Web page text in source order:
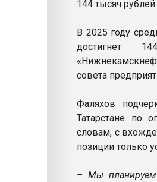
144 тысяч
В 2025 году
достигнет
совета
Фаляхов
Татарстане по
словам, с
позиции только
– Мы планируем